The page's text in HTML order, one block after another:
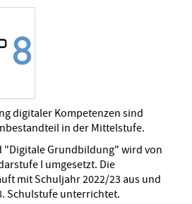
digitaler Kompetenzen sind
in der Mittelstufe.
"Digitale Grundbildung" wird von
I umgesetzt. Die
mit Schuljahr 2022/23 aus und
Schulstufe unterrichtet.